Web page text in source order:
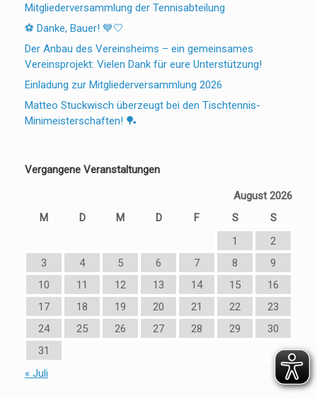
Mitgliederversammlung der Tennisabteilung
⚽ Danke, Bauer! 💙🤍
Der Anbau des Vereinsheims – ein gemeinsames
Vereinsprojekt: Vielen Dank für eure Unterstützung!
Einladung zur Mitgliederversammlung 2026
Matteo Stuckwisch überzeugt bei den Tischtennis-
Minimeisterschaften! 🏓
Vergangene Veranstaltungen
August 2026
M
D M D F S
S
1
2
3
4 5 6 7 8
9
10
11 12 13 14 15
16
17
18 19 20 21 22
23
24
25 26 27 28 29
30
31
« Juli